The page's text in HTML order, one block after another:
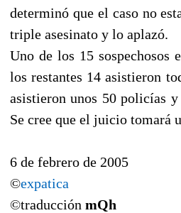
determinó que el caso no
triple asesinato y lo aplazó.
Uno de los 15 sospechosos
los restantes 14 asistieron
asistieron unos 50 policías y
Se cree que el juicio tomará
6 de febrero de 2005
©expatica
©traducción mQh